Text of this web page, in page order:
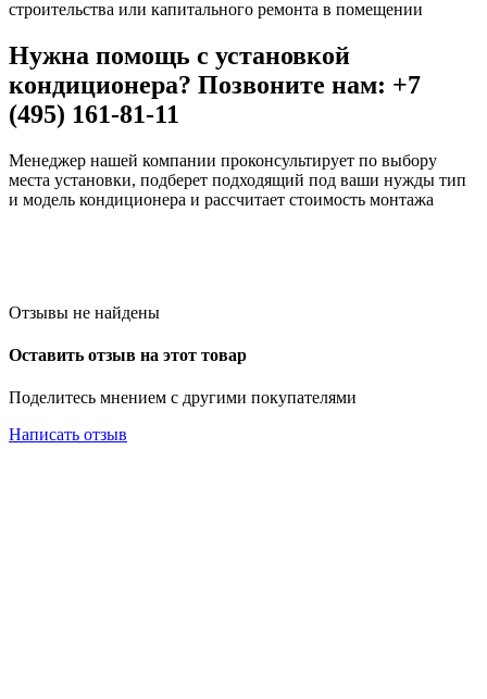
строительства или капитального ремонта в помещении
Нужна помощь с установкой
кондиционера? Позвоните нам: +7
(495) 161-81-11
Менеджер нашей компании проконсультирует по выбору
места установки, подберет подходящий под ваши нужды тип
и модель кондиционера и рассчитает стоимость монтажа
Отзывы не найдены
Оставить отзыв на этот товар
Поделитесь мнением с другими покупателями
Написать отзыв